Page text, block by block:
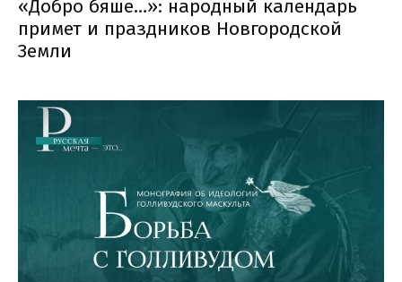
«Добро бяше…»: народный календарь
примет и праздников Новгородской
Земли